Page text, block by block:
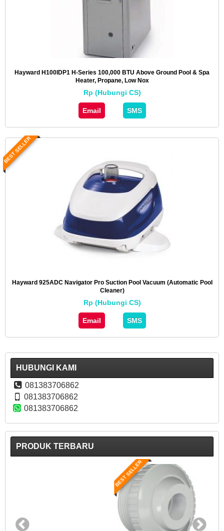
Hayward H100IDP1 H-Series 100,000 BTU Above Ground Pool & Spa
Heater, Propane, Low Nox
Rp (Hubungi CS)
Email SMS
BEST SELLER
Hayward 925ADC Navigator Pro Suction Pool Vacuum (Automatic Pool
Cleaner)
Rp (Hubungi CS)
Email SMS
HUBUNGI KAMI
081383706862
081383706862
081383706862
PRODUK TERBARU